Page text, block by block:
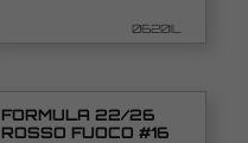
0620IL
FORMULA 22/26
ROSSO FUOCO #16